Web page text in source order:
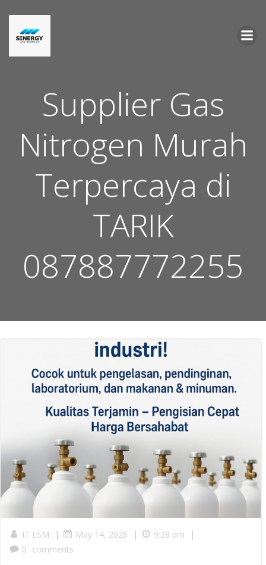
Supplier Gas
Nitrogen Murah
Terpercaya di
TARIK
087887772255
IT LSM | May 14, 2026 | 9:28 pm |
0 comments